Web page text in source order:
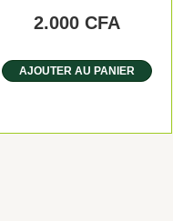
2.000 CFA
AJOUTER AU PANIER